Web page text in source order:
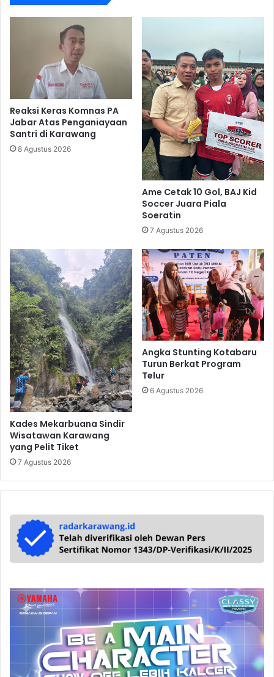
Reaksi Keras Komnas PA
Jabar Atas Penganiayaan
Santri di Karawang
8 Agustus 2026
Ame Cetak 10 Gol, BAJ Kid
Soccer Juara Piala
Soeratin
7 Agustus 2026
Kades Mekarbuana Sindir
Wisatawan Karawang
yang Pelit Tiket
7 Agustus 2026
Angka Stunting Kotabaru
Turun Berkat Program
Telur
6 Agustus 2026